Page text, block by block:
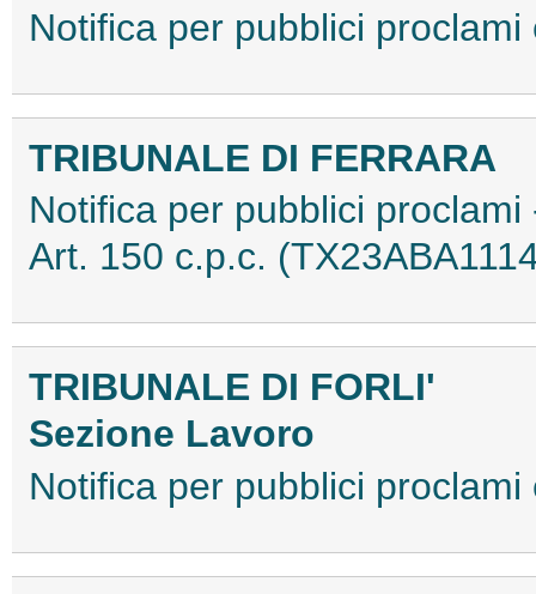
Notifica per pubblici
TRIBUNALE DI FERRARA
Notifica per pubblici
Art. 150 c.p.c.
TRIBUNALE DI FORLI'
Sezione Lavoro
Notifica per pubblici